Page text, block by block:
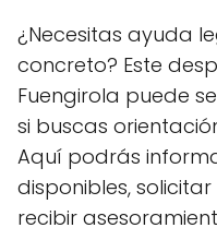
¿Necesitas ayuda
concreto? Este
Fuengirola puede
si buscas
Aquí podrás
disponibles,
recibir